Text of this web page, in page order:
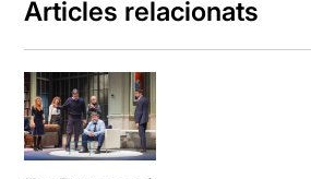
assassinats
Christie i
bona tarda.
Articles relacionats